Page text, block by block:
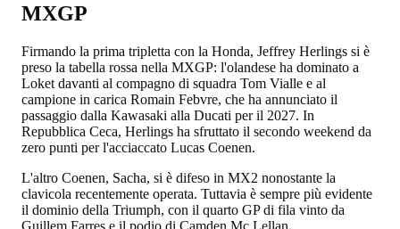
MXGP
Firmando la prima tripletta con la Honda, Jeffrey Herlings si è
preso la tabella rossa nella MXGP: l'olandese ha dominato a
Loket davanti al compagno di squadra Tom Vialle e al
campione in carica Romain Febvre, che ha annunciato il
passaggio dalla Kawasaki alla Ducati per il 2027. In
Repubblica Ceca, Herlings ha sfruttato il secondo weekend da
zero punti per l'acciaccato Lucas Coenen.
L'altro Coenen, Sacha, si è difeso in MX2 nonostante la
clavicola recentemente operata. Tuttavia è sempre più evidente
il dominio della Triumph, con il quarto GP di fila vinto da
Guillem Farres e il podio di Camden Mc Lellan.